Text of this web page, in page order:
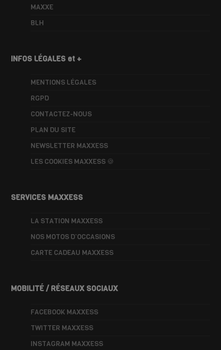
MAXXE
BLH
INFOS LÉGALES et +
MENTIONS LÉGALES
RGPD
CONTACTEZ-NOUS
PLAN DU SITE
NEWSLETTER MAXXESS
LES COOKIES MAXXESS 🍪
SERVICES MAXXESS
LA STATION MAXXESS
NOS MOTOS D’OCCASIONS
CARTE CADEAU MAXXESS
MOBILITÉ / RÉSEAUX SOCIAUX
FACEBOOK MAXXESS
TWITTER MAXXESS
INSTAGRAM MAXXESS